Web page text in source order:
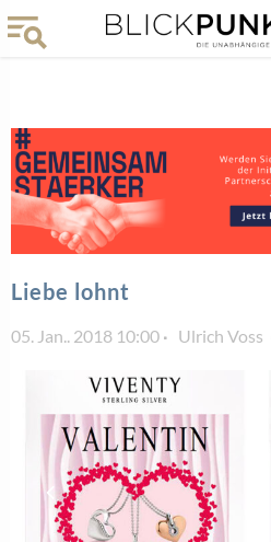
Liebe lohnt
05. Jan.. 2018 10:00 Ulrich Voss